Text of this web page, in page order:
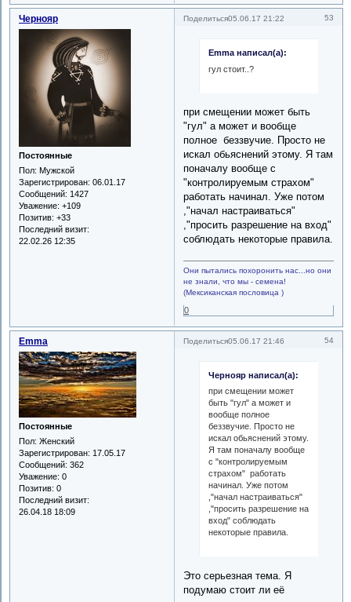
Поделиться 53
05.06.17 21:22
Чернояр
Постоянные
Пол: Мужской
Зарегистрирован: 06.01.17
Сообщений: 1427
Уважение: +109
Позитив: +33
Последний визит:
22.02.26 12:35
Emma написал(а):
гул стоит..?
при смещении может быть
"гул" а может и вообще
полное беззвучие. Просто не
искал обьяснений этому. Я там
поначалу вообще с
"контролируемым страхом"
работать начинал. Уже потом
,"начал настраиваться"
,"просить разрешение на вход"
соблюдать некоторые правила.
Они пытались похоронить нас...но они
не знали, что мы - семена!
(Мексиканская пословица )
0
Поделиться 54
05.06.17 21:46
Emma
Постоянные
Пол: Женский
Зарегистрирован: 17.05.17
Сообщений: 362
Уважение: 0
Позитив: 0
Последний визит:
26.04.18 18:09
Чернояр написал(а):
при смещении может
быть "гул" а может и
вообще полное
беззвучие. Просто не
искал обьяснений этому.
Я там поначалу вообще
с "контролируемым
страхом" работать
начинал. Уже потом
,"начал настраиваться"
,"просить разрешение на
вход" соблюдать
некоторые правила.
Это серьезная тема. Я
подумаю стоит ли её